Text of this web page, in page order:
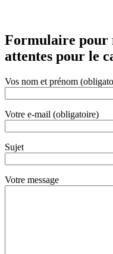
Formulaire pour
attentes pour le
Vos nom et prénom
Votre e-mail (obligatoire)
Sujet
Votre message